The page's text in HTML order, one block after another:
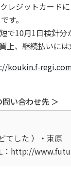
レジットカード
す。
10月1日検針分
、継続払いには
koukin.f-
い合わせ先 ＞
てした ）・束原
：http://